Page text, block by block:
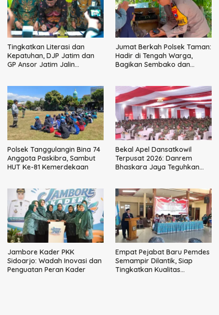
Tingkatkan Literasi dan
Kepatuhan, DJP Jatim dan
GP Ansor Jatim Jalin
Jumat Berkah Polsek Taman:
Hadir di Tengah Warga,
Bagikan Sembako dan
Polsek Tanggulangin Bina 74
Anggota Paskibra, Sambut
HUT Ke-81 Kemerdekaan
Bekal Apel Dansatkowil
Terpusat 2026: Danrem
Bhaskara Jaya Teguhkan
Jambore Kader PKK
Sidoarjo: Wadah Inovasi dan
Penguatan Peran Kader
Empat Pejabat Baru Pemdes
Semampir Dilantik, Siap
Tingkatkan Kualitas